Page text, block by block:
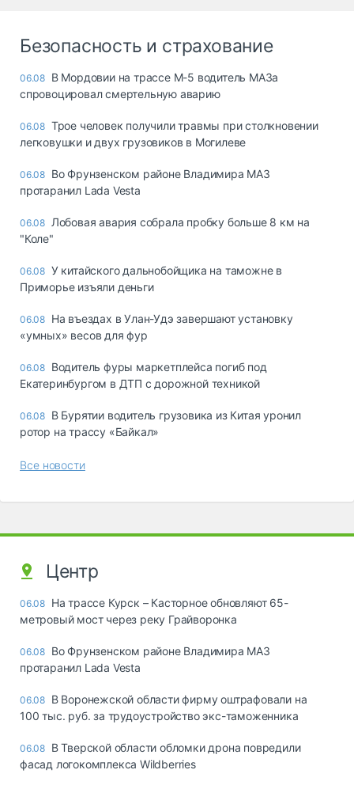
Безопасность и страхование
06.08 В Мордовии на трассе М-5 водитель МАЗа
спровоцировал смертельную аварию
06.08 Трое человек получили травмы при столкновении
легковушки и двух грузовиков в Могилеве
06.08 Во Фрунзенском районе Владимира МАЗ
протаранил Lada Vesta
06.08 Лобовая авария собрала пробку больше 8 км на
"Коле"
06.08 У китайского дальнобойщика на таможне в
Приморье изъяли деньги
06.08 Ha въeздax в Улaн-Удэ зaвepшaют ycтaнoвкy
«yмныx» вecoв для фyp
06.08 Водитель фуры маркетплейса погиб под
Екатеринбургом в ДТП с дорожной техникой
06.08 В Бурятии водитель грузовика из Китая уронил
ротор на трассу «Байкал»
Все новости
Центр
06.08 На трассе Курск – Касторное обновляют 65-
метровый мост через реку Грайворонка
06.08 Во Фрунзенском районе Владимира МАЗ
протаранил Lada Vesta
06.08 В Воронежской области фирму оштрафовали на
100 тыс. руб. за трудоустройство экс-таможенника
06.08 В Тверской области обломки дрона повредили
фасад логокомплекса Wildberries